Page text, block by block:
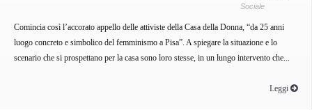
Sociale
Comincia così l’accorato appello delle attiviste della Casa della Donna, “da 25 anni
luogo concreto e simbolico del femminismo a Pisa”. A spiegare la situazione e lo
scenario che si prospettano per la casa sono loro stesse, in un lungo intervento che...
Leggi